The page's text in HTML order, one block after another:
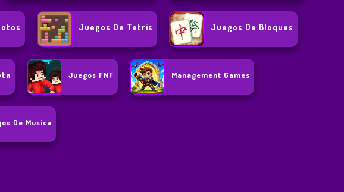
Juegos De Tetris Juegos De Bloques
Juegos FNF Management Games
De Musica